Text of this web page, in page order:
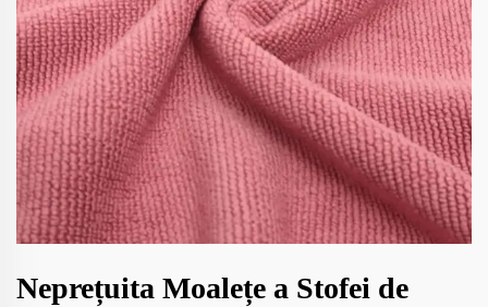
Neprețuita Moalețe a Stofei de